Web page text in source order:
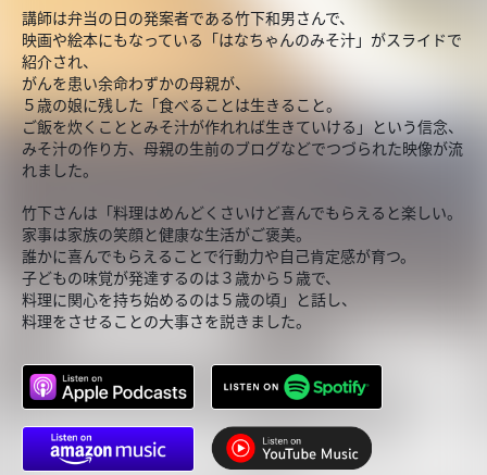
講師は弁当の日の発案者である竹下和男さんで、
映画や絵本にもなっている「はなちゃんのみそ汁」がスライドで
紹介され、
がんを患い余命わずかの母親が、
５歳の娘に残した「食べることは生きること。
ご飯を炊くこととみそ汁が作れれば生きていける」という信念、
みそ汁の作り方、母親の生前のブログなどでつづられた映像が流
れました。
竹下さんは「料理はめんどくさいけど喜んでもらえると楽しい。
家事は家族の笑顔と健康な生活がご褒美。
誰かに喜んでもらえることで行動力や自己肯定感が育つ。
子どもの味覚が発達するのは３歳から５歳で、
料理に関心を持ち始めるのは５歳の頃」と話し、
料理をさせることの大事さを説きました。